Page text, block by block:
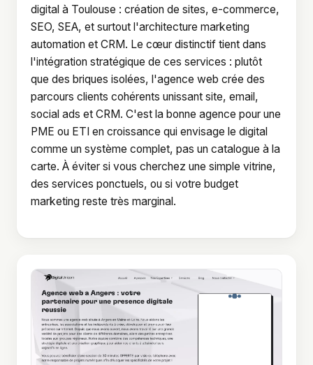
digital à Toulouse : création de sites, e-commerce,
SEO, SEA, et surtout l'architecture marketing
automation et CRM. Le cœur distinctif tient dans
l'intégration stratégique de ces services : plutôt
que des briques isolées, l'agence web crée des
parcours clients cohérents unissant site, email,
social ads et CRM. C'est la bonne agence pour une
PME ou ETI en croissance qui envisage le digital
comme un système complet, pas un catalogue à la
carte. À éviter si vous cherchez une simple vitrine,
des services ponctuels, ou si votre budget
marketing reste très marginal.